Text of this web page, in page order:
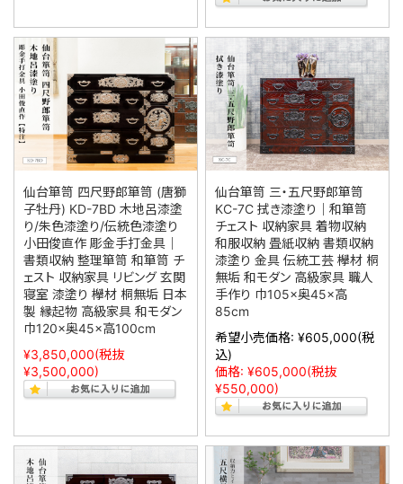
仙台箪笥 四尺野郎箪笥 (唐獅
子牡丹) KD-7BD 木地呂漆塗
り/朱色漆塗り/伝統色漆塗り
小田俊直作 彫金手打金具｜
書類収納 整理箪笥 和箪笥 チ
ェスト 収納家具 リビング 玄関
寝室 漆塗り 欅材 桐無垢 日本
製 縁起物 高級家具 和モダン
巾120×奥45×高100cm
¥3,850,000(税抜
¥3,500,000)
仙台箪笥 三・五尺野郎箪笥
KC-7C 拭き漆塗り｜和箪笥
チェスト 収納家具 着物収納
和服収納 畳紙収納 書類収納
漆塗り 金具 伝統工芸 欅材 桐
無垢 和モダン 高級家具 職人
手作り 巾105×奥45×高
85cm
希望小売価格: ¥605,000(税
込)
価格: ¥605,000(税抜
¥550,000)